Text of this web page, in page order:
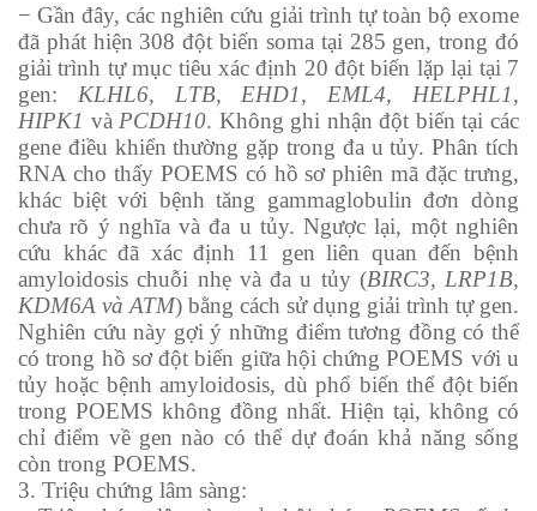
− Gần đây, các nghiên cứu giải trình tự toàn bộ exome
đã phát hiện 308 đột biến soma tại 285 gen, trong đó
giải trình tự mục tiêu xác định 20 đột biến lặp lại tại 7
gen: KLHL6, LTB, EHD1, EML4, HELPHL1,
HIPK1 và PCDH10. Không ghi nhận đột biến tại các
gene điều khiển thường gặp trong đa u tủy. Phân tích
RNA cho thấy POEMS có hồ sơ phiên mã đặc trưng,
khác biệt với bệnh tăng gammaglobulin đơn dòng
chưa rõ ý nghĩa và đa u tủy. Ngược lại, một nghiên
cứu khác đã xác định 11 gen liên quan đến bệnh
amyloidosis chuỗi nhẹ và đa u tủy (BIRC3, LRP1B,
KDM6A và ATM) bằng cách sử dụng giải trình tự gen.
Nghiên cứu này gợi ý những điểm tương đồng có thể
có trong hồ sơ đột biến giữa hội chứng POEMS với u
tủy hoặc bệnh amyloidosis, dù phổ biến thể đột biến
trong POEMS không đồng nhất. Hiện tại, không có
chỉ điểm về gen nào có thể dự đoán khả năng sống
còn trong POEMS.
3. Triệu chứng lâm sàng: